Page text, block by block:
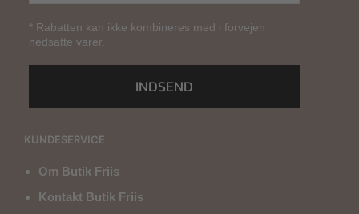
* Rabatten kan ikke kombineres med i forvejen
nedsatte varer.
INDSEND
KUNDESERVICE
Om Butik Friis
Kontakt Butik Friis